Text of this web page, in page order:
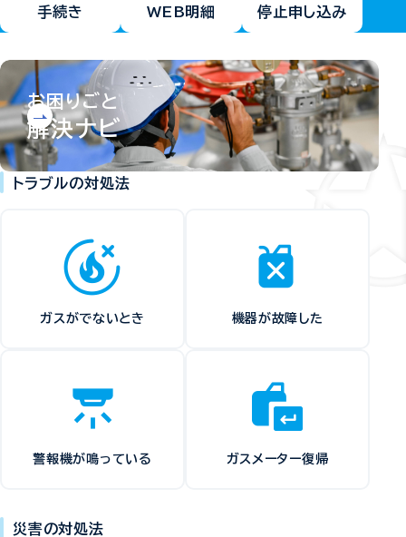
手続き
WEB明細
停止申し込み
お困りごと
解決ナビ
トラブルの対処法
ガスがでないとき 機器が故障した
警報機が鳴っている ガスメーター復帰
災害の対処法